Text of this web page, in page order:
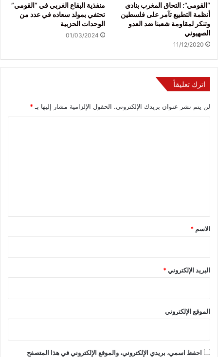
“القومي”: التحاق المغرب بنادي
أنظمة التطبيع تآمر على فلسطين
وتنكر لمقاومة شعبنا ضد العدو
الصهيوني
11/12/2020
منفذية البقاع الغربي في “القومي”
تحتفي بمولد سعاده في عدد من
الوحدات الحزبية
01/03/2024
اترك تعليقاً
لن يتم نشر عنوان بريدك الإلكتروني. الحقول الإلزامية مشار إليها بـ *
*
الاسم *
البريد الإلكتروني*
الموقع الإلكتروني
احفظ اسمي، بريدي الإلكتروني، والموقع الإلكتروني في هذا المتصفح